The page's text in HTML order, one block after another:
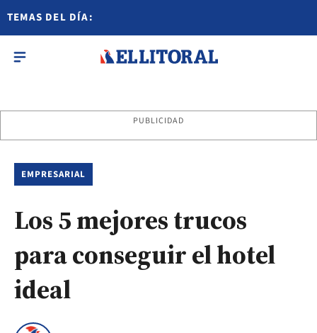
TEMAS DEL DÍA:
PUBLICIDAD
EMPRESARIAL
Los 5 mejores trucos
para conseguir el hotel
ideal